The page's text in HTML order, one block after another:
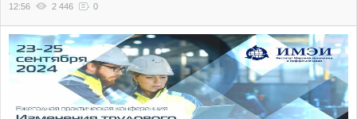
12:56 2 446 0